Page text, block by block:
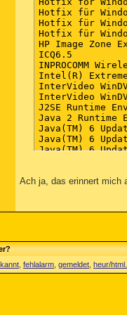
O4 - HKUS\S-1-
O4 -
O4 - Global
O9 - Extra
O9 - Extra
O9 - Extra
O9 - Extra
O16 - DPF:
O17 -
O18 - Protocol:
O23 - Service:
O23 - Service:
O23 - Service:
O23 - Service:
O23 - Service:
O23 - Service:
--
Ach ja, das erinnert mich
fehlalarm gemeldet heur/